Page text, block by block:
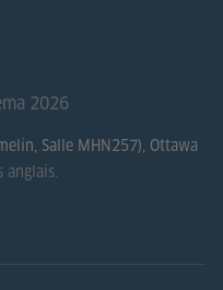
2026
Salle MHN257), Ottawa
anglais.